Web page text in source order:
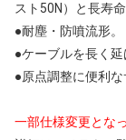
スト50N）と長寿
●耐塵・防噴流形。
●ケーブルを長く延
●原点調整に便利な
一部仕様変更とな